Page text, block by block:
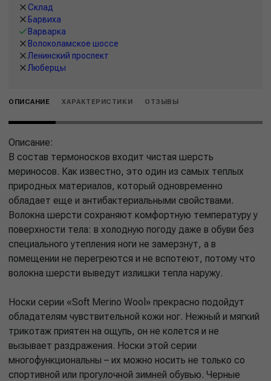
Склад
Барвиха
Варварка
Волоколамское шоссе
Ленинский проспект
Люберцы
ОПИСАНИЕ ХАРАКТЕРИСТИКИ ОТЗЫВЫ
Описание:
В состав термоносков входит чистая шерсть
мериносов. Как известно, это один из самых теплых
природных материалов, который одновременно
обладает еще и антибактериальными свойствами.
Волокна шерсти сохраняют комфортную температуру у
поверхности тела: в холодную погоду даже в обуви без
специального утепления ноги не замерзнут, а в
помещении не перегреются и не вспотеют, потому что
волокна шерсти выведут излишки тепла наружу.
Носки серии «Soft Merino Wool» прекрасно подойдут
обладателям чувствительной кожи ног. Нежный и мягкий
трикотаж приятен на ощупь, он не колется и не
вызывает раздражения. Носки этой серии
многофункциональны – их можно носить не только со
спортивной или прогулочной зимней обувью. Черные